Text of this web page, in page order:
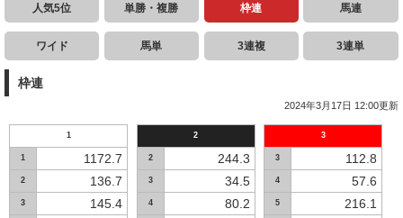
人気5位 単勝・複勝 枠連 馬連
ワイド 馬単 3連複 3連単
枠連
2024年3月17日 12:00更新
1
1 1172.7
2 136.7
3 145.4
2
2 244.3
3 34.5
4 80.2
3
3 112.8
4 57.6
5 216.1